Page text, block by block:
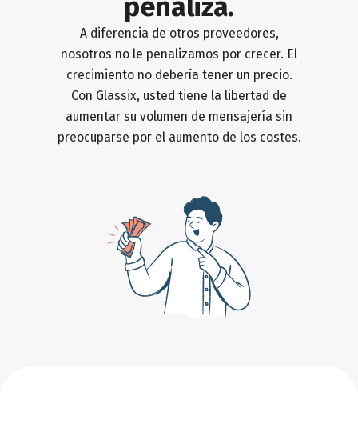
penaliza.
A diferencia de otros proveedores,
nosotros no le penalizamos por crecer. El
crecimiento no debería tener un precio.
Con Glassix, usted tiene la libertad de
aumentar su volumen de mensajería sin
preocuparse por el aumento de los costes.